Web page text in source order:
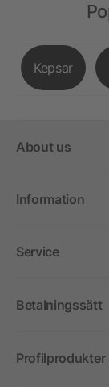
Kepsar
About us
Information
Service
Betalningssätt
Profilprodukter